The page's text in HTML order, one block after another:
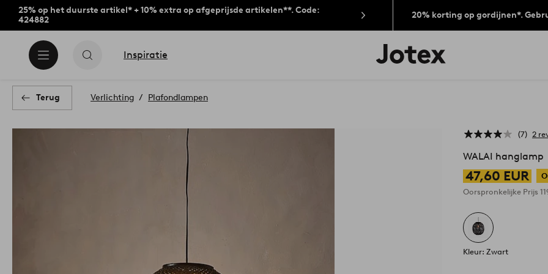
25% op het duurste artikel* + 10% extra op afgeprijsde artikelen**. Code:
424882
20% korting op gordijnen*.
Inspiratie
Jotex
logo
Terug Verlichting Plafondlampen
7 2
WALAI hanglamp
47,60 EUR
Oorspronkelijke Prijs
Kleur: Zwart